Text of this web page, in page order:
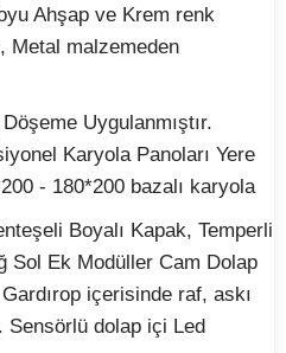
Ahşap ve Krem renk
Metal malzemeden
Uygulanmıştır.
Karyola Panoları Yere
- 180*200 bazalı karyola
Boyalı Kapak, Temperli
Sol Ek Modüller Cam Dolap
içerisinde raf, askı
Sensörlü dolap içi Led